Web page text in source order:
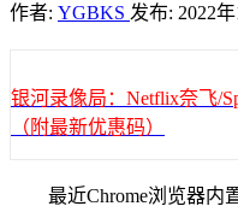
作者: YGBKS 发布: 2022年
银河录像局：Netflix奈飞/
（附最新优惠码）
最近Chrome浏览器内